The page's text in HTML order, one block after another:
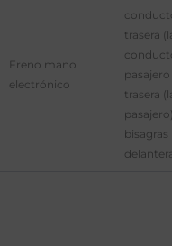
Freno mano
electrónico
trasera
trasera
bisagras